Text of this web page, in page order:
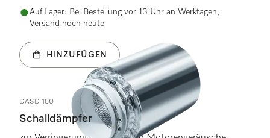
Auf Lager: Bei Bestellung vor 13 Uhr an Werktagen,
Versand noch heute
HINZUFÜGEN
DASD 150
Schalldämpfer